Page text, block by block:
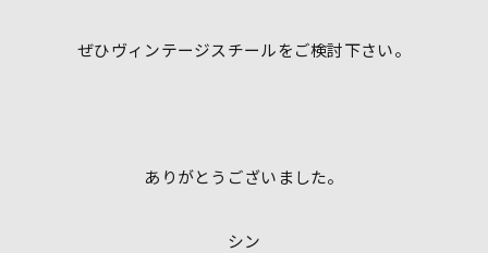
ぜひヴィンテージスチールをご検討下さい。
ありがとうございました。
シン